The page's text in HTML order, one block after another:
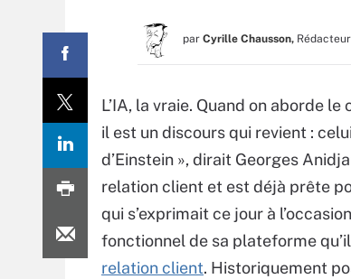
par Cyrille Chausson,
L’IA, la vraie. Quand on aborde
il est un discours qui revient :
d’Einstein », dirait Georges
relation client et est déjà prête
qui s’exprimait ce jour à
fonctionnel de sa plateforme
relation client. Historiquement